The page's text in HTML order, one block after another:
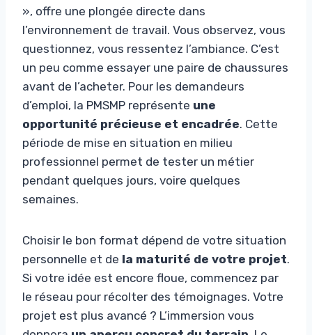
», offre une plongée directe dans
l’environnement de travail. Vous observez, vous
questionnez, vous ressentez l’ambiance. C’est
un peu comme essayer une paire de chaussures
avant de l’acheter. Pour les demandeurs
d’emploi, la PMSMP représente une
opportunité précieuse et encadrée. Cette
période de mise en situation en milieu
professionnel permet de tester un métier
pendant quelques jours, voire quelques
semaines.
Choisir le bon format dépend de votre situation
personnelle et de la maturité de votre projet.
Si votre idée est encore floue, commencez par
le réseau pour récolter des témoignages. Votre
projet est plus avancé ? L’immersion vous